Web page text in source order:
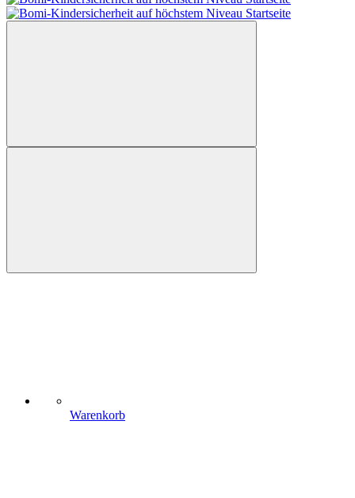
Warenkorb